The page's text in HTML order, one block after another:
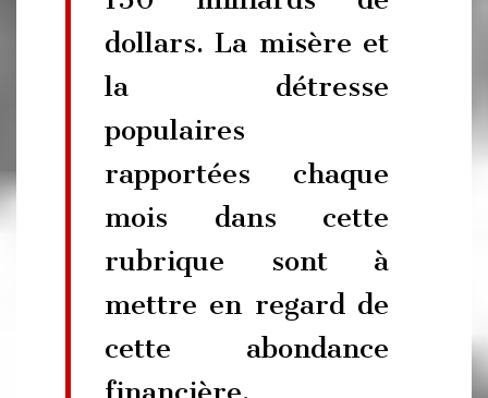
dollars. La misère et
la détresse
populaires
rapportées chaque
mois dans cette
rubrique sont à
mettre en regard de
cette abondance
financière.